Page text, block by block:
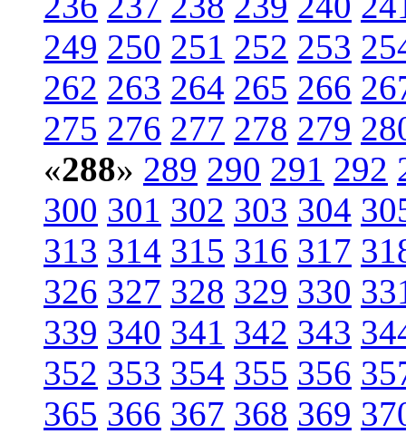
249 250 251 252 253
262 263 264 265 266
275 276 277 278 279
«288» 289 290 291 292
300 301 302 303 304
313 314 315 316 317
326 327 328 329 330
339 340 341 342 343
352 353 354 355 356
365 366 367 368 369